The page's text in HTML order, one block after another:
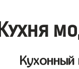
Кухня
Кухонный